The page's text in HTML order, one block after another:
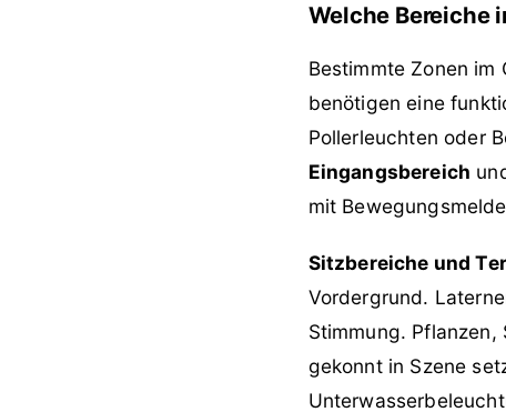
Welche Bereiche
Bestimmte Zonen
benötigen eine
Pollerleuchten oder
Eingangsbereich
mit
Sitzbereiche und
Vordergrund.
Stimmung.
gekonnt in Szene